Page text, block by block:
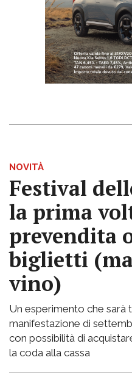
NOVITÀ
Festival
la prima
prevendita
biglietti
vino)
Un esperimento che sarà
manifestazione di
con possibilità di
la coda alla cassa